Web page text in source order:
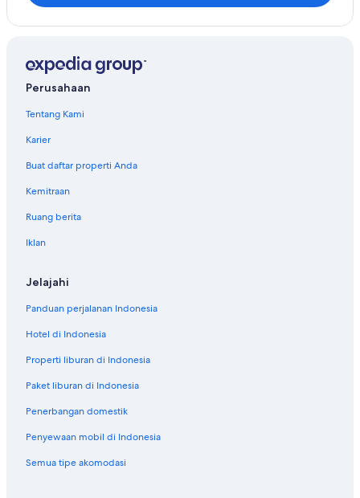
Perusahaan
Tentang Kami
Karier
Buat daftar properti Anda
Kemitraan
Ruang berita
Iklan
Jelajahi
Panduan perjalanan Indonesia
Hotel di Indonesia
Properti liburan di Indonesia
Paket liburan di Indonesia
Penerbangan domestik
Penyewaan mobil di Indonesia
Semua tipe akomodasi